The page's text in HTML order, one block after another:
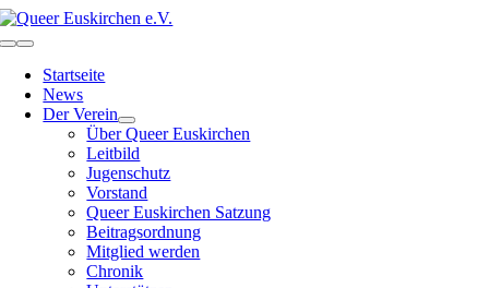
Zum
Inhalt
Toggle
NavigationStartseite
News
Der Verein
Über Queer Euskirchen
Leitbild
Jugenschutz
Vorstand
Queer Euskirchen Satzung
Beitragsordnung
Mitglied werden
Chronik